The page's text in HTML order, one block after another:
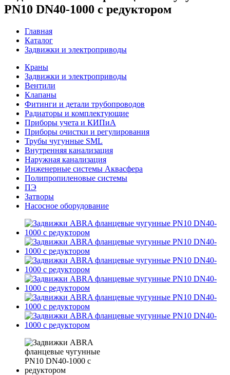
PN10 DN40-1000 с редуктором
Главная
Каталог
Задвижки и электроприводы
Краны
Задвижки и электроприводы
Вентили
Клапаны
Фитинги и детали трубопроводов
Радиаторы и комплектующие
Приборы учета и КИПиА
Приборы очистки и регулирования
Трубы чугунные SML
Внутренняя канализация
Наружная канализация
Инженерные системы Аквасфера
Полипропиленовые системы
ПЭ
Затворы
Насосное оборудование